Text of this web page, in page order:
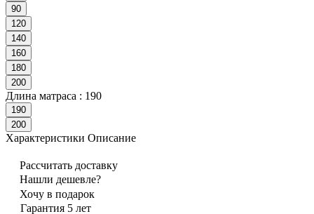
90
120
140
160
180
200
Длина матраса : 190
190
200
Характеристики Описание
Рассчитать доставку
Нашли дешевле?
Хочу в подарок
Гарантия 5 лет